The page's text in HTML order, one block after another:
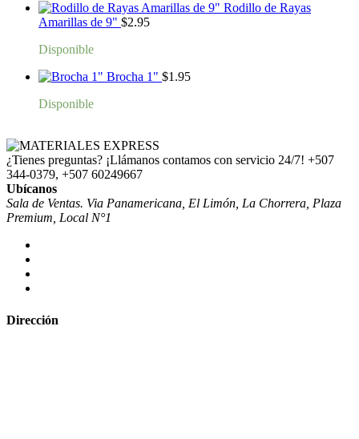
Rodillo de Rayas
Amarillas de 9" $2.95
Disponible
Brocha 1" $1.95
Disponible
¿Tienes preguntas? ¡Llámanos contamos con servicio 24/7! +507
344-0379, +507 60249667
Ubícanos
Sala de Ventas. Via Panamericana, El Limón, La Chorrera, Plaza
Premium, Local N°1
Dirección